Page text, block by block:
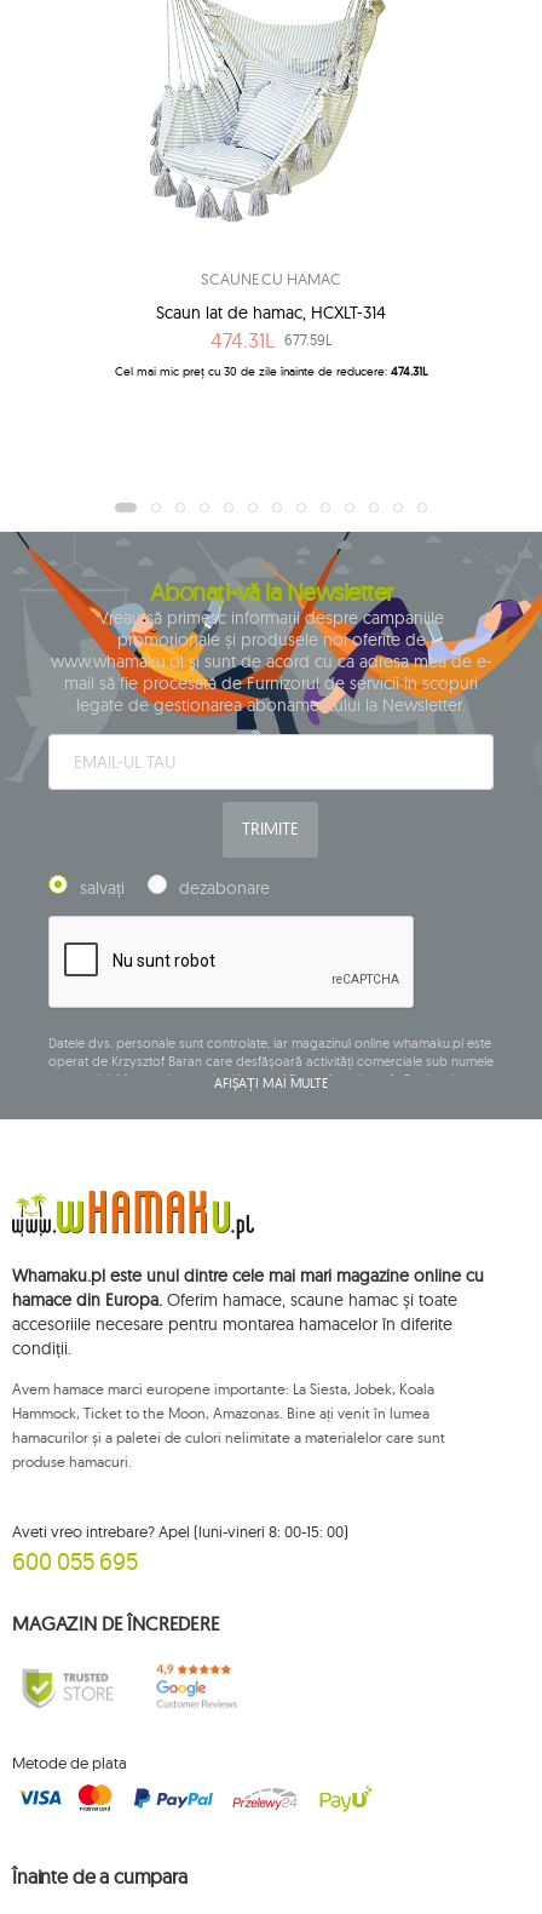
SCAUNE CU HAMAC
Scaun lat de hamac, HCXLT-314
474.31L 677.59L
Cel mai mic preț cu 30 de zile înainte de reducere: 474.31L
Abonați-vă la Newsletter
Vreau să primesc informații despre campaniile
promoționale și produsele noi oferite de
www.whamaku.pl și sunt de acord cu ca adresa mea de e-
mail să fie procesată de Furnizorul de servicii în scopuri
legate de gestionarea abonamentului la Newsletter.
TRIMITE
salvați dezabonare
Datele dvs. personale sunt controlate, iar magazinul online whamaku.pl este
operat de Krzysztof Baran care desfășoară activități comerciale sub numele
companiei: Mouton Interactive Krzysztof Baran, înregistrat în Registrul
central al activităților comerciale și având sediul social la ul. Starowiejska
stocate până când vă dezabonați.
Veți avea dreptul să accesați, să rectificați, să ștergeți, să limitați prelucrarea
și să vă opuneți prelucrării datelor dvs. cu caracter personal, precum și
plângere privind prelucrarea acestor date și retrageți, în orice moment,
consimțământul dvs. pentru prelucrarea datelor dvs. personale, cu o astfel
de retragere care nu afectează legalitatea prelucrării efectuate anterior
acestora. Pentru a exercita oricare dintre drepturile menționate mai sus, vă
rugăm să contactați departamentul de servicii pentru clienți Mouton
Pentru mai multe informații, vă rugăm să vizitați: www.mouton.pl/ODO
AFIȘAȚI MAI MULTE
Whamaku.pl este unul dintre cele mai mari magazine online cu
hamace din Europa. Oferim hamace, scaune hamac și toate
accesoriile necesare pentru montarea hamacelor în diferite
condiții.
Avem hamace marci europene importante: La Siesta, Jobek, Koala
Hammock, Ticket to the Moon, Amazonas. Bine ați venit în lumea
hamacurilor și a paletei de culori nelimitate a materialelor care sunt
produse hamacuri.
Aveti vreo intrebare? Apel (luni-vineri 8: 00-15: 00)
600 055 695
MAGAZIN DE ÎNCREDERE
Metode de plata
Înainte de a cumpara